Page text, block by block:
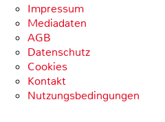
Impressum
Mediadaten
AGB
Datenschutz
Cookies
Kontakt
Nutzungsbedingungen